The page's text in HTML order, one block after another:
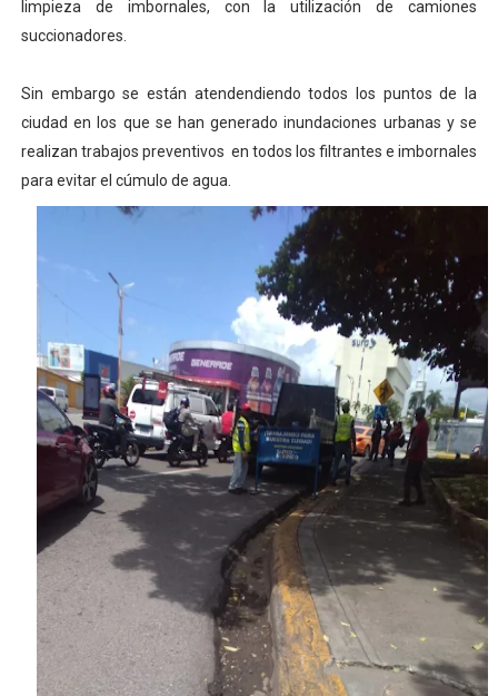
limpieza de imbornales, con la utilización de camiones
succionadores.
Sin embargo se están atendendiendo todos los puntos de la
ciudad en los que se han generado inundaciones urbanas y se
realizan trabajos preventivos en todos los filtrantes e imbornales
para evitar el cúmulo de agua.